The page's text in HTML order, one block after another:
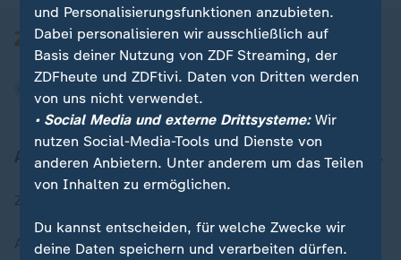
Aktuell bei ZDFheute
Aktuelle Sendungs-Videos
und Personalisierungsfunktionen anzubieten.
Dabei personalisieren wir ausschließlich auf
Basis deiner Nutzung von ZDF Streaming, der
ZDFheute und ZDFtivi. Daten von Dritten werden
von uns nicht verwendet.
• Social Media und externe Drittsysteme:Wir
nutzen Social-Media-Tools und Dienste von
anderen Anbietern. Unter anderem um das Teilen
von Inhalten zu ermöglichen.
Du kannst entscheiden, für welche Zwecke wir
deine Daten speichern und verarbeiten dürfen.